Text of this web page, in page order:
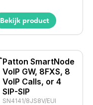
Bekijk product
Patton SmartNode
VoIP GW, 8FXS, 8
VoIP Calls, or 4
SIP-SIP
SN4141/8JS8V/EUI